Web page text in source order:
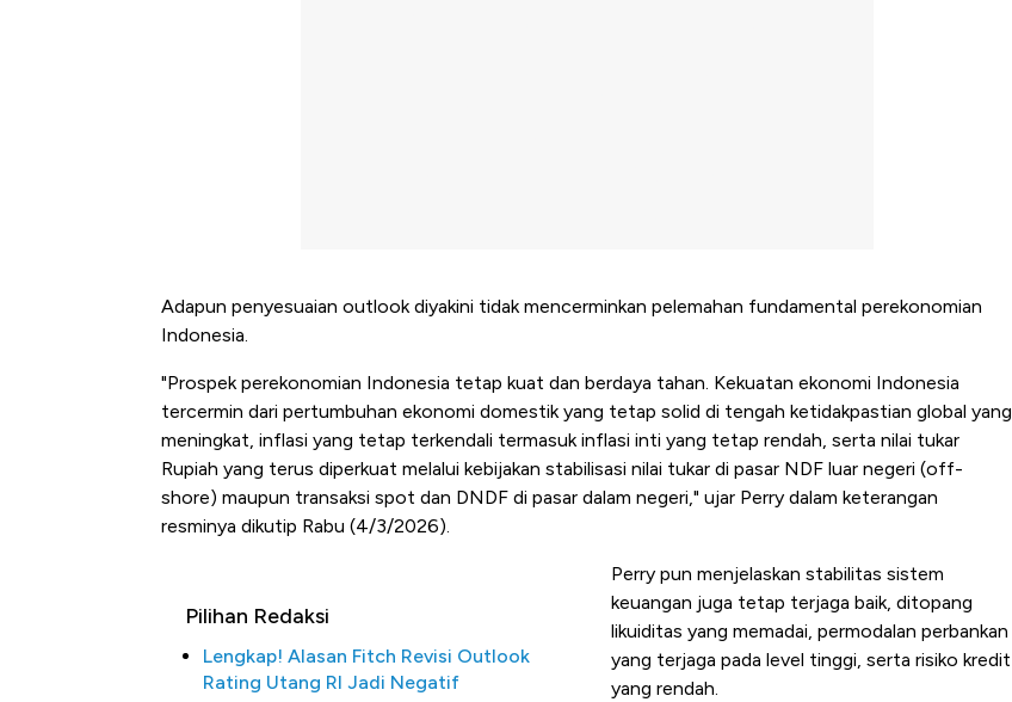
Adapun penyesuaian outlook diyakini tidak mencerminkan pelemahan fundamental perekonomian
Indonesia.
"Prospek perekonomian Indonesia tetap kuat dan berdaya tahan. Kekuatan ekonomi Indonesia
tercermin dari pertumbuhan ekonomi domestik yang tetap solid di tengah ketidakpastian global yang
meningkat, inflasi yang tetap terkendali termasuk inflasi inti yang tetap rendah, serta nilai tukar
Rupiah yang terus diperkuat melalui kebijakan stabilisasi nilai tukar di pasar NDF luar negeri (off-
shore) maupun transaksi spot dan DNDF di pasar dalam negeri," ujar Perry dalam keterangan
resminya dikutip Rabu (4/3/2026).
Pilihan Redaksi
Lengkap! Alasan Fitch Revisi Outlook
Rating Utang RI Jadi Negatif
Perry pun menjelaskan stabilitas sistem
keuangan juga tetap terjaga baik, ditopang
likuiditas yang memadai, permodalan perbankan
yang terjaga pada level tinggi, serta risiko kredit
yang rendah.